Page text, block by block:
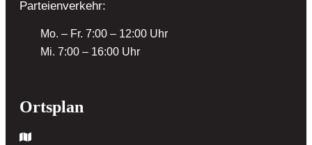
Parteienverkehr:
Mo. – Fr. 7:00 – 12:00 Uhr
Mi. 7:00 – 16:00 Uhr
Ortsplan